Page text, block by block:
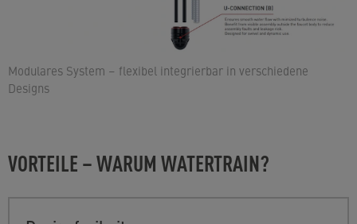
Modulares System – flexibel integrierbar in verschiedene
Designs
VORTEILE – WARUM WATERTRAIN?